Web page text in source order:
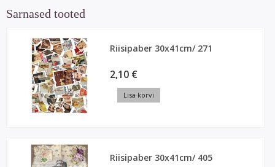
Sarnased tooted
Riisipaber 30x41cm/ 271
2,10 €
Lisa korvi
Riisipaber 30x41cm/ 405